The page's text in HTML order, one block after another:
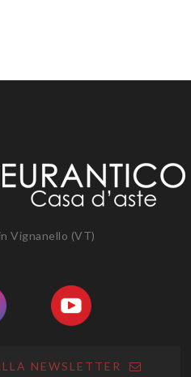
Vignanello (VT)
NEWSLETTER